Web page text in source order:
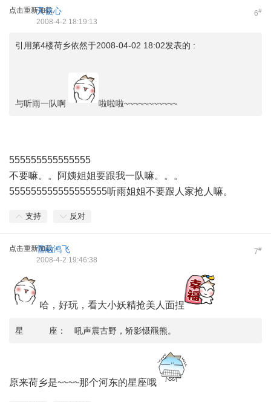
点击重新加载 6#
天使心
2008-4-2 18:19:13
引用第4楼荷乡依然于2008-04-02 18:02发表的 :
与听雨一队啊 啦啦啦~~~~~~~~~~~
555555555555555
不要嘛。。阿姨姐姐要跟我一队嘛。。。
555555555555555555听雨姐姐不要跟人家抢人嘛。
支持 反对
点击重新加载 7#
雪融鸿飞
2008-4-2 19:46:38
哈，好玩，看大小妖精抢美人面捏
星 座： 吼声震古野，矫影慑羆熊。
原来荷乡是~~~~那个河东的星座哦